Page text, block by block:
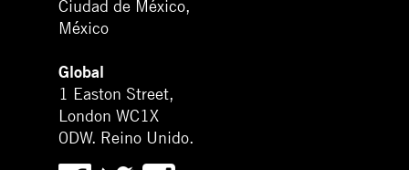
Ciudad de México,
México
Global
1 Easton Street,
London WC1X
0DW. Reino Unido.